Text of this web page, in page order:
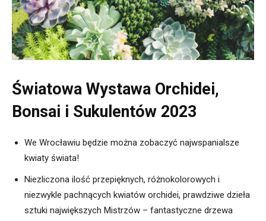
Światowa Wystawa Orchidei,
Bonsai i Sukulentów 2023
We Wrocławiu będzie można zobaczyć najwspanialsze
kwiaty świata!
Niezliczona ilość przepięknych, różnokolorowych i
niezwykle pachnących kwiatów orchidei, prawdziwe dzieła
sztuki największych Mistrzów – fantastyczne drzewa